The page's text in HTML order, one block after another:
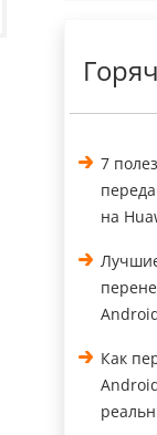
7
на
Как